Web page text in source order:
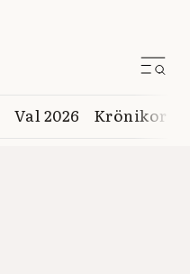
Val 2026 Krönikor